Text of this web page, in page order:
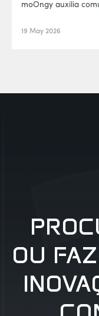
moOngy auxilia
19 May 2026
OU